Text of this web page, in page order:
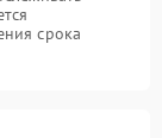
срока